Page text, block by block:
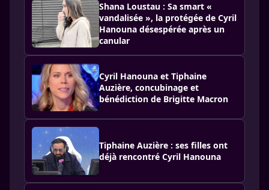
Shana Loustau : Sa smart «
vandalisée », la protégée de Cyril
Hanouna désespérée après un
canular
Cyril Hanouna et Tiphaine
Auzière, concubinage et
bénédiction de Brigitte Macron
Tiphaine Auzière : ses filles ont
déjà rencontré Cyril Hanouna